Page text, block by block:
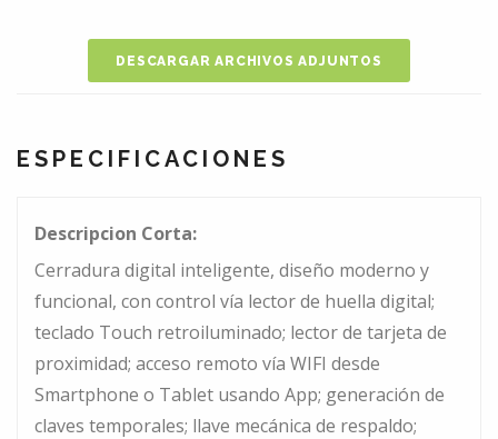
DESCARGAR ARCHIVOS ADJUNTOS
ESPECIFICACIONES
Descripcion Corta:
Cerradura digital inteligente, diseño moderno y
funcional, con control vía lector de huella digital;
teclado Touch retroiluminado; lector de tarjeta de
proximidad; acceso remoto vía WIFI desde
Smartphone o Tablet usando App; generación de
claves temporales; llave mecánica de respaldo;